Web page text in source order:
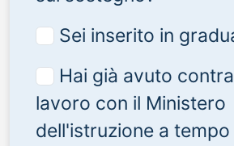
Sei inserito in
Hai già avuto
lavoro con il Ministero
dell'istruzione a tempo